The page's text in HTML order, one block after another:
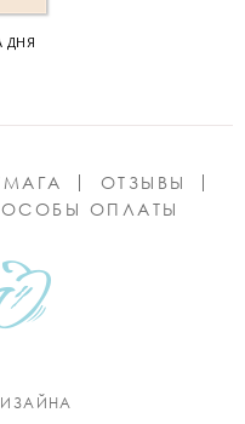
ДНЯ
ОТЗЫВЫ
ОПЛАТЫ